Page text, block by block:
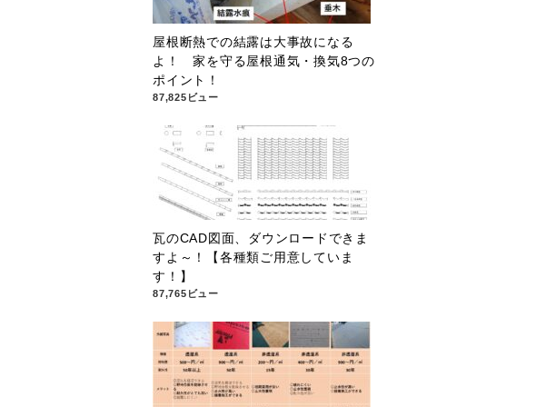
屋根断熱での結露は大事故になる
よ！ 家を守る屋根通気・換気8つの
ポイント！
87,825ビュー
瓦のCAD図面、ダウンロードできま
すよ～！【各種類ご用意していま
す！】
87,765ビュー